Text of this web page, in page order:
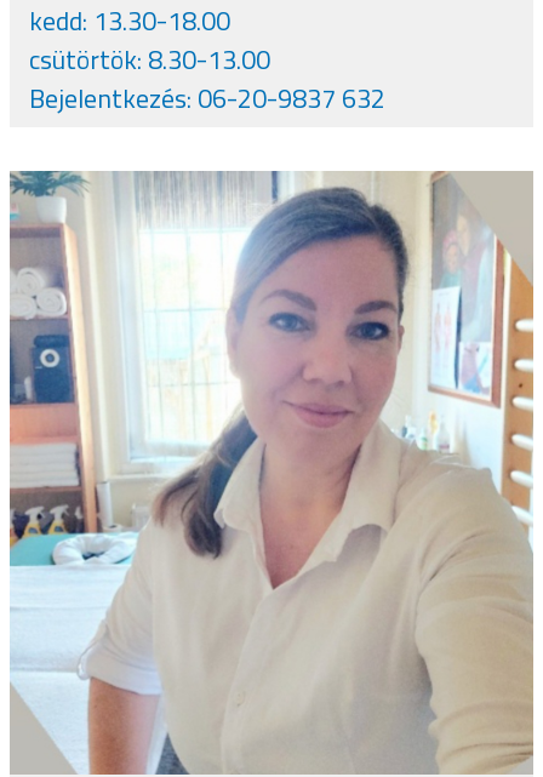
kedd: 13.30-18.00
csütörtök: 8.30-13.00
Bejelentkezés: 06-20-9837 632